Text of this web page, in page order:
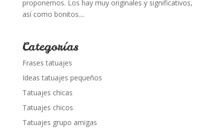
proponemos. Los hay muy originales y significativos,
así como bonitos....
Categorías
Frases tatuajes
Ideas tatuajes pequeños
Tatuajes chicas
Tatuajes chicos
Tatuajes grupo amigas